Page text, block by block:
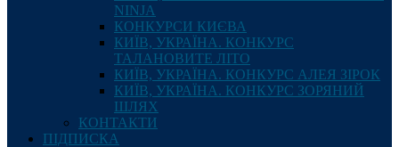
NINJA
КОНКУРСИ КИЄВА
КИЇВ, УКРАЇНА. КОНКУРС
ТАЛАНОВИТЕ ЛІТО
КИЇВ, УКРАЇНА. КОНКУРС АЛЕЯ ЗІРОК
КИЇВ, УКРАЇНА. КОНКУРС ЗОРЯНИЙ
ШЛЯХ
КОНТАКТИ
ПІДПИСКА